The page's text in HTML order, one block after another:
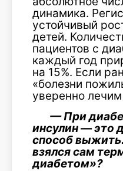
динамика.
устойчивый
детей.
пациентов с
каждый год
на 15%. Если
«болезни
уверенно
— При
инсулин — это
способ
взялся сам
диабетом»?